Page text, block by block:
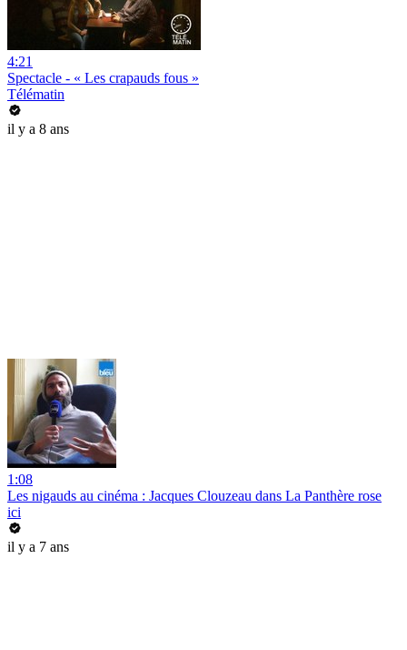
4:21
Spectacle - « Les crapauds fous »
Télématin
il y a 8 ans
1:08
Les nigauds au cinéma : Jacques Clouzeau dans La Panthère rose
ici
il y a 7 ans